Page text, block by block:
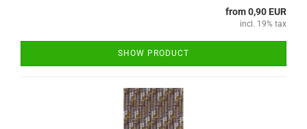
from 0,90 EUR
incl. 19% tax
SHOW PRODUCT